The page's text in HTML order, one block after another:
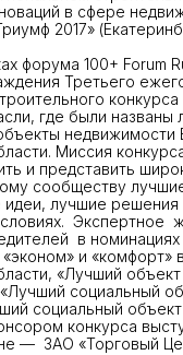
в сфере
2017»
форума 100+ Forum
Третьего
где были
недвижимости
Миссия
и представить
сообществу
лучшие решения
Экспертное
в
и «комфорт»
«Лучший
«Лучший социальный
социальный объект
конкурса
— ЗАО «Торговый